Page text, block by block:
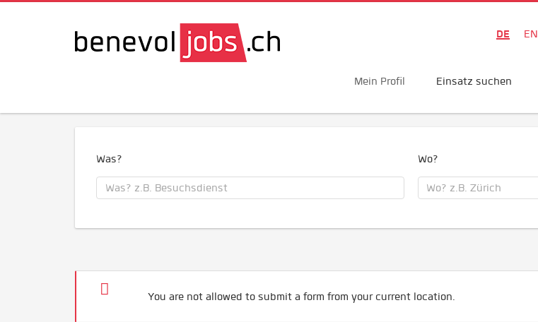
DE EN
Mein Profil Einsatz suchen
Was? Wo?
You are not allowed to submit a form from your current location.